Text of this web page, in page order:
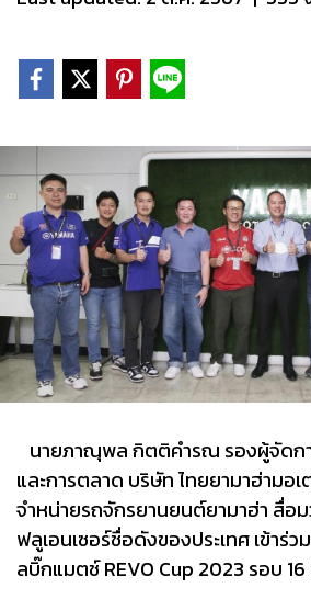
นายภาณุพล กิตติคำรณ รองผู้จัดก
และการตลาด บริษัท ไทยยามาฮ่ามอ
จำหน่ายรถจักรยานยนต์ยามาฮ่า สื่อ
ฟลูเอนเซอร์ชื่อดังของประเทศ เข้าร่
ลบิ๊กแมตช์ REVO Cup 2023 รอบ